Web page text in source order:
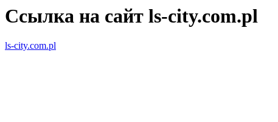
Ссылка на сайт ls-city.com.pl
ls-city.com.pl